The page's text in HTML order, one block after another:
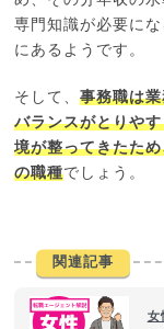
専門知識が必要に
にあるようです。
そして、事務職は
バランスがとりや
境が整ってきたた
の職種でしょう。
関連記事
女